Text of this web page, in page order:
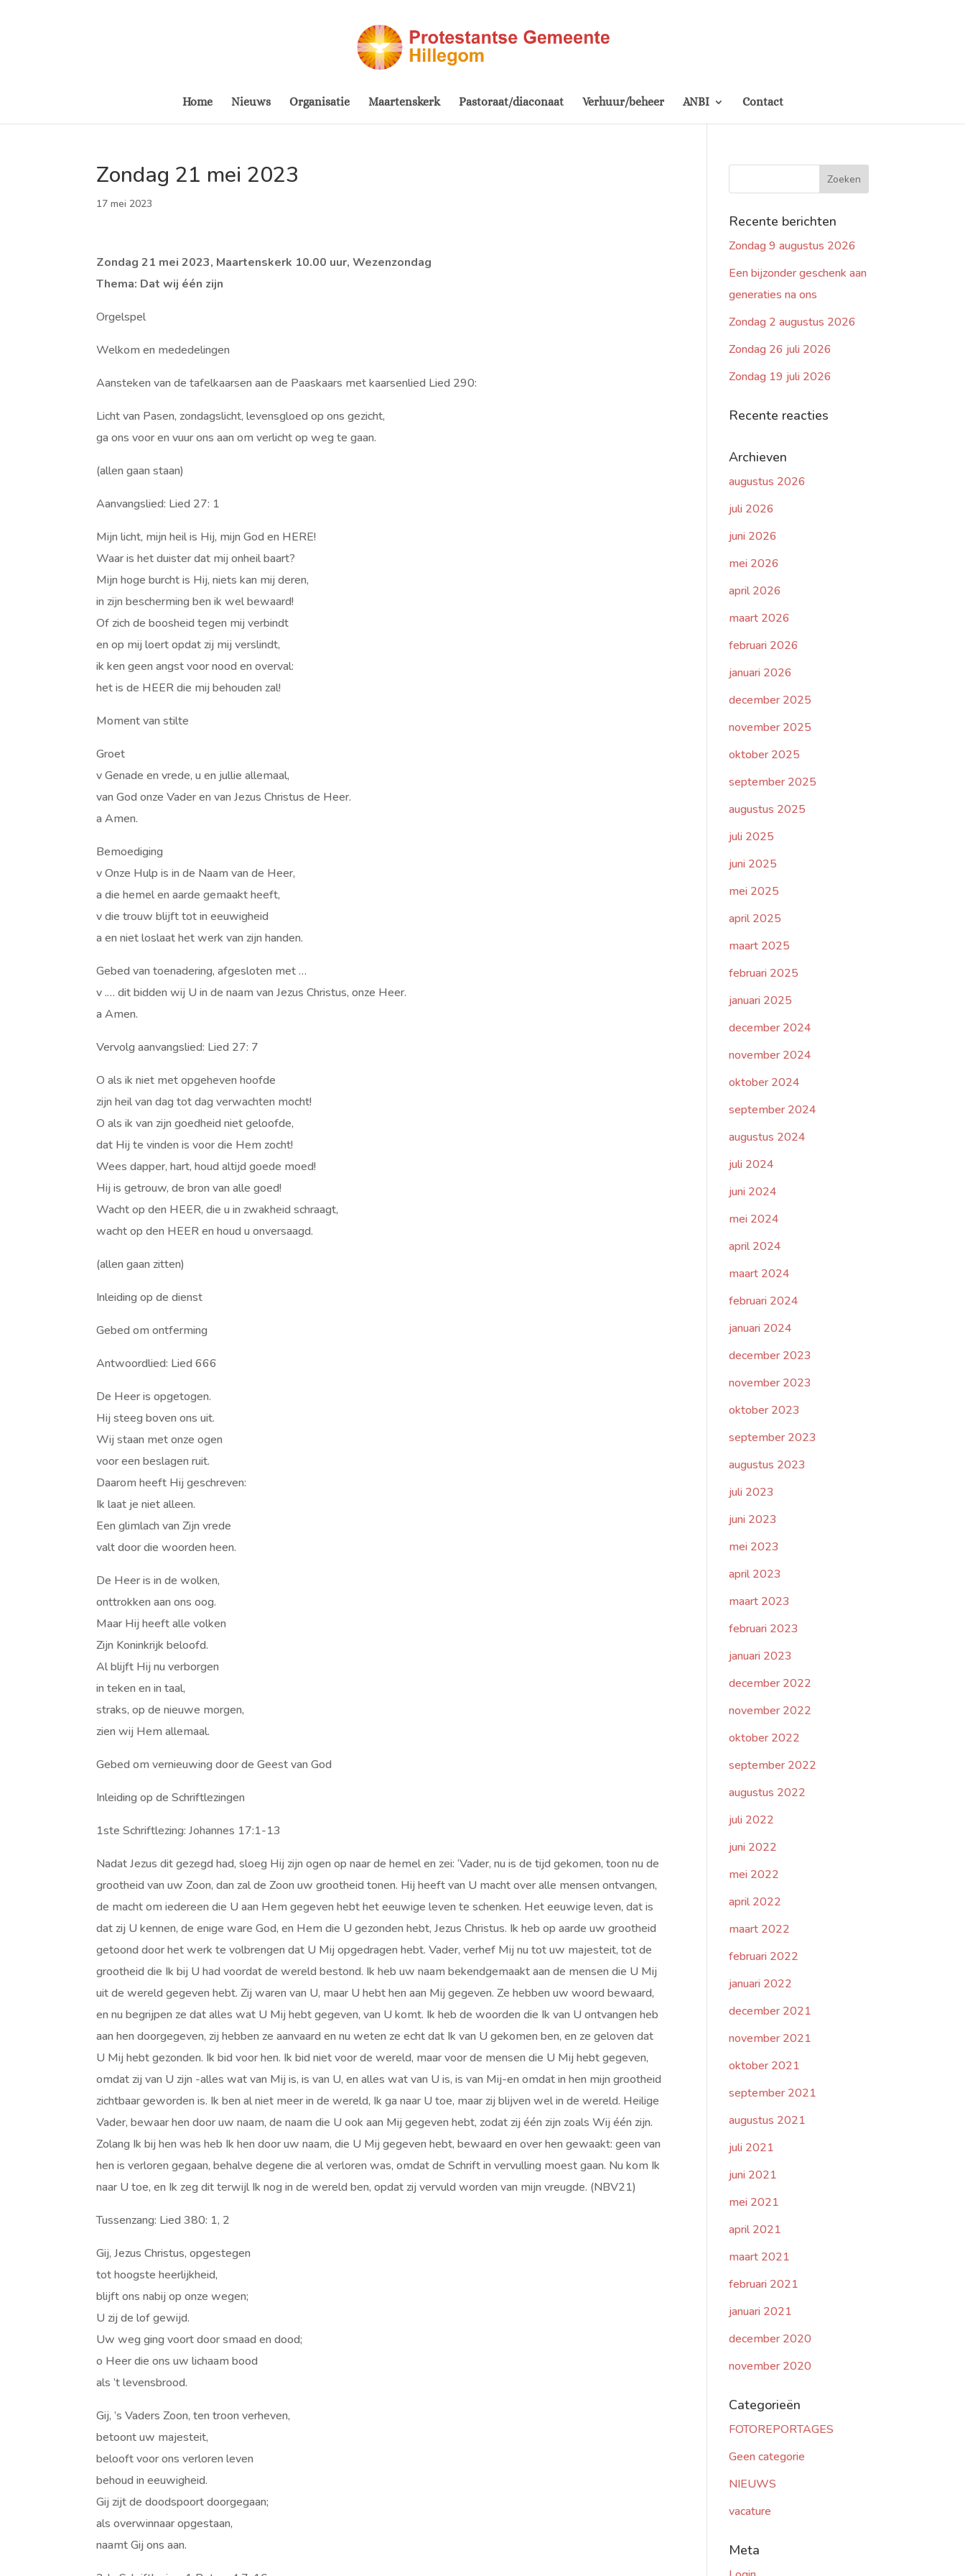
Home Nieuws Organisatie Maartenskerk Pastoraat/diaconaat Verhuur/beheer ANBI Contact
Zondag 21 mei 2023
17 mei 2023
Zondag 21 mei 2023, Maartenskerk 10.00 uur, Wezenzondag
Thema: Dat wij één zijn
Orgelspel
Welkom en mededelingen
Aansteken van de tafelkaarsen aan de Paaskaars met kaarsenlied Lied 290:
Licht van Pasen, zondagslicht, levensgloed op ons gezicht,
ga ons voor en vuur ons aan om verlicht op weg te gaan.
(allen gaan staan)
Aanvangslied: Lied 27: 1
Mijn licht, mijn heil is Hij, mijn God en HERE!
Waar is het duister dat mij onheil baart?
Mijn hoge burcht is Hij, niets kan mij deren,
in zijn bescherming ben ik wel bewaard!
Of zich de boosheid tegen mij verbindt
en op mij loert opdat zij mij verslindt,
ik ken geen angst voor nood en overval:
het is de HEER die mij behouden zal!
Moment van stilte
Groet
v Genade en vrede, u en jullie allemaal,
van God onze Vader en van Jezus Christus de Heer.
a Amen.
Bemoediging
v Onze Hulp is in de Naam van de Heer,
a die hemel en aarde gemaakt heeft,
v die trouw blijft tot in eeuwigheid
a en niet loslaat het werk van zijn handen.
Gebed van toenadering, afgesloten met …
v .… dit bidden wij U in de naam van Jezus Christus, onze Heer.
a Amen.
Vervolg aanvangslied: Lied 27: 7
O als ik niet met opgeheven hoofde
zijn heil van dag tot dag verwachten mocht!
O als ik van zijn goedheid niet geloofde,
dat Hij te vinden is voor die Hem zocht!
Wees dapper, hart, houd altijd goede moed!
Hij is getrouw, de bron van alle goed!
Wacht op den HEER, die u in zwakheid schraagt,
wacht op den HEER en houd u onversaagd.
(allen gaan zitten)
Inleiding op de dienst
Gebed om ontferming
Antwoordlied: Lied 666
De Heer is opgetogen.
Hij steeg boven ons uit.
Wij staan met onze ogen
voor een beslagen ruit.
Daarom heeft Hij geschreven:
Ik laat je niet alleen.
Een glimlach van Zijn vrede
valt door die woorden heen.
De Heer is in de wolken,
onttrokken aan ons oog.
Maar Hij heeft alle volken
Zijn Koninkrijk beloofd.
Al blijft Hij nu verborgen
in teken en in taal,
straks, op de nieuwe morgen,
zien wij Hem allemaal.
Gebed om vernieuwing door de Geest van God
Inleiding op de Schriftlezingen
1ste Schriftlezing: Johannes 17:1-13
Nadat Jezus dit gezegd had, sloeg Hij zijn ogen op naar de hemel en zei: ‘Vader, nu is de tijd gekomen, toon nu de
grootheid van uw Zoon, dan zal de Zoon uw grootheid tonen. Hij heeft van U macht over alle mensen ontvangen,
de macht om iedereen die U aan Hem gegeven hebt het eeuwige leven te schenken. Het eeuwige leven, dat is
dat zij U kennen, de enige ware God, en Hem die U gezonden hebt, Jezus Christus. Ik heb op aarde uw grootheid
getoond door het werk te volbrengen dat U Mij opgedragen hebt. Vader, verhef Mij nu tot uw majesteit, tot de
grootheid die Ik bij U had voordat de wereld bestond. Ik heb uw naam bekendgemaakt aan de mensen die U Mij
uit de wereld gegeven hebt. Zij waren van U, maar U hebt hen aan Mij gegeven. Ze hebben uw woord bewaard,
en nu begrijpen ze dat alles wat U Mij hebt gegeven, van U komt. Ik heb de woorden die Ik van U ontvangen heb
aan hen doorgegeven, zij hebben ze aanvaard en nu weten ze echt dat Ik van U gekomen ben, en ze geloven dat
U Mij hebt gezonden. Ik bid voor hen. Ik bid niet voor de wereld, maar voor de mensen die U Mij hebt gegeven,
omdat zij van U zijn -alles wat van Mij is, is van U, en alles wat van U is, is van Mij-en omdat in hen mijn grootheid
zichtbaar geworden is. Ik ben al niet meer in de wereld, Ik ga naar U toe, maar zij blijven wel in de wereld. Heilige
Vader, bewaar hen door uw naam, de naam die U ook aan Mij gegeven hebt, zodat zij één zijn zoals Wij één zijn.
Zolang Ik bij hen was heb Ik hen door uw naam, die U Mij gegeven hebt, bewaard en over hen gewaakt: geen van
hen is verloren gegaan, behalve degene die al verloren was, omdat de Schrift in vervulling moest gaan. Nu kom Ik
naar U toe, en Ik zeg dit terwijl Ik nog in de wereld ben, opdat zij vervuld worden van mijn vreugde. (NBV21)
Tussenzang: Lied 380: 1, 2
Gij, Jezus Christus, opgestegen
tot hoogste heerlijkheid,
blijft ons nabij op onze wegen;
U zij de lof gewijd.
Uw weg ging voort door smaad en dood;
o Heer die ons uw lichaam bood
als ’t levensbrood.
Gij, ’s Vaders Zoon, ten troon verheven,
betoont uw majesteit,
belooft voor ons verloren leven
behoud in eeuwigheid.
Gij zijt de doodspoort doorgegaan;
als overwinnaar opgestaan,
naamt Gij ons aan.
Recente berichten
Zondag 9 augustus 2026
Een bijzonder geschenk aan
generaties na ons
Zondag 2 augustus 2026
Zondag 26 juli 2026
Zondag 19 juli 2026
Recente reacties
Archieven
augustus 2026
juli 2026
juni 2026
mei 2026
april 2026
maart 2026
februari 2026
januari 2026
december 2025
november 2025
oktober 2025
september 2025
augustus 2025
juli 2025
juni 2025
mei 2025
april 2025
maart 2025
februari 2025
januari 2025
december 2024
november 2024
oktober 2024
september 2024
augustus 2024
juli 2024
juni 2024
mei 2024
april 2024
maart 2024
februari 2024
januari 2024
december 2023
november 2023
oktober 2023
september 2023
augustus 2023
juli 2023
juni 2023
mei 2023
april 2023
maart 2023
februari 2023
januari 2023
december 2022
november 2022
oktober 2022
september 2022
augustus 2022
juli 2022
juni 2022
mei 2022
april 2022
maart 2022
februari 2022
januari 2022
december 2021
november 2021
oktober 2021
september 2021
augustus 2021
juli 2021
juni 2021
mei 2021
april 2021
maart 2021
februari 2021
januari 2021
december 2020
november 2020
Categorieën
FOTOREPORTAGES
Geen categorie
NIEUWS
vacature
Meta